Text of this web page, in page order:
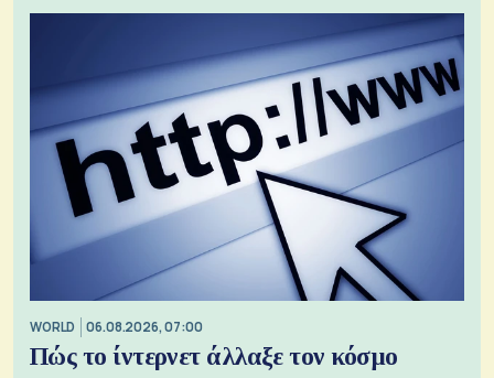
WORLD 06.08.2026, 07:00
Πώς το ίντερνετ άλλαξε τον κόσμο